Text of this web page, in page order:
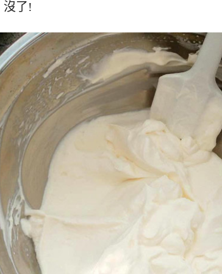
沒了!